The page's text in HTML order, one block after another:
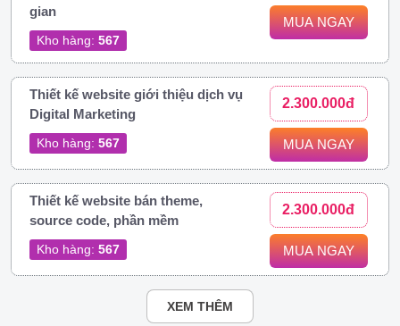
gian
Kho hàng: 567
MUA NGAY
Thiết kế website giới thiệu dịch vụ
Digital Marketing
Kho hàng: 567
2.300.000đ
MUA NGAY
Thiết kế website bán theme,
source code, phần mềm
Kho hàng: 567
2.300.000đ
MUA NGAY
XEM THÊM